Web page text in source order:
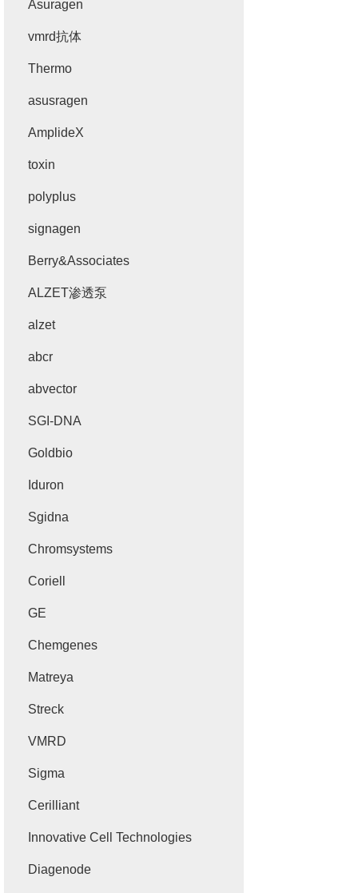
Asuragen
vmrd抗体
Thermo
asusragen
AmplideX
toxin
polyplus
signagen
Berry&Associates
ALZET渗透泵
alzet
abcr
abvector
SGI-DNA
Goldbio
Iduron
Sgidna
Chromsystems
Coriell
GE
Chemgenes
Matreya
Streck
VMRD
Sigma
Cerilliant
Innovative Cell Technologies
Diagenode